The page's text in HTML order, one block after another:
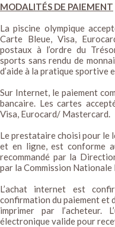
MODALITÉS DE PAIEMENT
La piscine olympique
Carte Bleue, Visa,
postaux à l’ordre du
sports sans rendu de
d’aide à la pratique sportive
Sur Internet, le paiement
bancaire. Les cartes
Visa, Eurocard/ Mastercard.
Le prestataire choisi pour le
et en ligne, est conforme
recommandé par la
par la Commission
L’achat internet est
confirmation du paiement et
imprimer par l’acheteur.
électronique valide pour